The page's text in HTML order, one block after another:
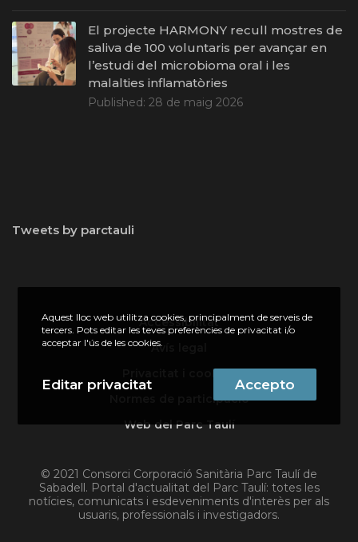
El projecte HARMONY recull mostres de
saliva de 100 voluntaris per avançar en
l’estudi del microbioma oral i les
malalties inflamatòries
Published: 28 de maig 2026
Tweets by parctauli
© 2021 Consorci Corporació Sanitària Parc Taulí de
Sabadell. Portal d'actualitat del Parc Taulí: totes les
notícies, comunicats i esdeveniments d'interès per als
usuaris, professionals i investigadors.
Accessibilitat
Avís legal
Privacitat i cookies
Normes de participació
Web del Parc Taulí
Aquest lloc web utilitza cookies, principalment de serveis de
tercers. Pots editar les teves preferències de privacitat i/o
acceptar l'ús de les cookies.
Editar privacitat Accepto